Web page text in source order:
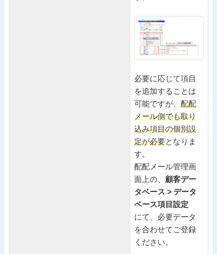
必要に応じて項目
を追加することは
可能ですが、 配配
メール側でも取り
込み項目の個別設
定が必要となりま
す。
配配メール管理画
面上の、 顧客デー
タベース > データ
ベース項目設定
にて、必要データ
を合わせてご登録
ください。